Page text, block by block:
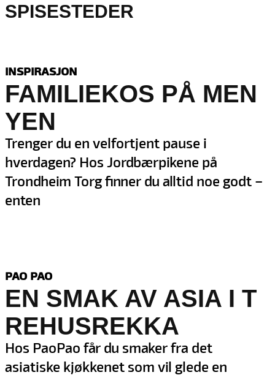
SPISESTEDER
INSPIRASJON
FAMILIEKOS PÅ MEN
YEN
Trenger du en velfortjent pause i
hverdagen? Hos Jordbærpikene på
Trondheim Torg finner du alltid noe godt –
enten
PAO PAO
EN SMAK AV ASIA I T
REHUSREKKA
Hos PaoPao får du smaker fra det
asiatiske kjøkkenet som vil glede en